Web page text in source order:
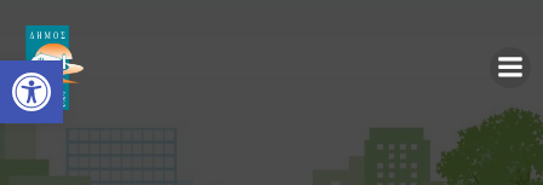
Ανοίξτε τη γραμμή εργαλείων